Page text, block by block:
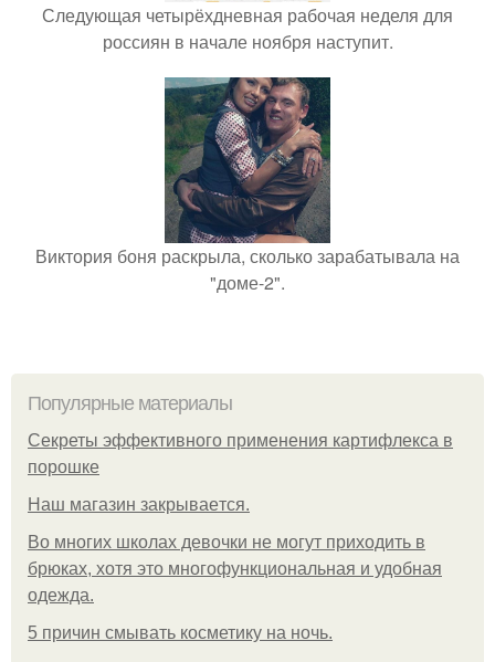
Следующая четырёхдневная рабочая неделя для
россиян в начале ноября наступит.
Виктория боня раскрыла, сколько зарабатывала на
"доме-2".
Популярные материалы
Секреты эффективного применения картифлекса в
порошке
Нaш магaзин зaкрывaeтся.
Во многих школах девочки не могут приходить в
брюках, хотя это многофункциональная и удобная
одежда.
5 причин смывать косметику на ночь.